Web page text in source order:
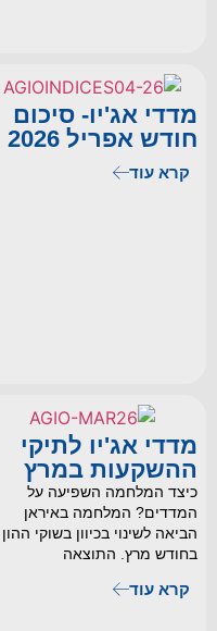
מדדי אג'יו- סיכום
חודש אפריל 2026
קרא עוד
מדדי אג'יו לתיקי
ההשקעות במרץ
כיצד המלחמה השפיעה על
המדדים? המלחמה באיראן
הביאה לשינוי בכיוון בשוקי ההון
בחודש מרץ. התוצאה
קרא עוד